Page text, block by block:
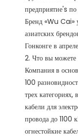
предприятие's по
Бренд «Wu Cai»
азиатских
Гонконге в
2. Что вы можете
Компания в
100
трех
кабели для
провода до 1100
огнестойкие